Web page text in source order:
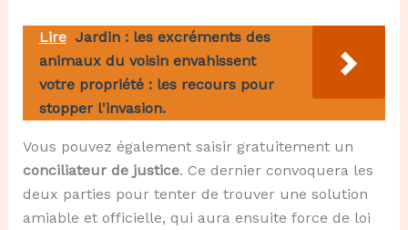
Lire Jardin : les excréments des
animaux du voisin envahissent
votre propriété : les recours pour
stopper l'invasion.
Vous pouvez également saisir gratuitement un
conciliateur de justice. Ce dernier convoquera les
deux parties pour tenter de trouver une solution
amiable et officielle, qui aura ensuite force de loi